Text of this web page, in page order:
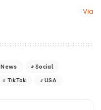
Via
News
Social
TikTok USA